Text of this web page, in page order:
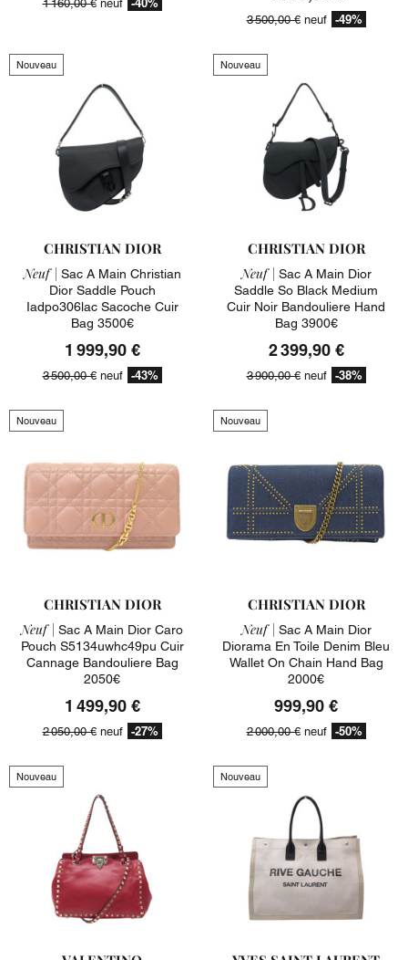
1 160,00 €neuf
3 500,00 €neuf -49%
Nouveau
CHRISTIAN DIOR
Neuf | Sac A Main Christian
Dior Saddle Pouch
Iadpo306lac Sacoche Cuir
Bag 3500€
1 999,90 €
3 500,00 €neuf -43%
Nouveau
CHRISTIAN DIOR
Neuf | Sac A Main Dior
Saddle So Black Medium
Cuir Noir Bandouliere Hand
Bag 3900€
2 399,90 €
3 900,00 €neuf -38%
Nouveau
CHRISTIAN DIOR
Neuf | Sac A Main Dior Caro
Pouch S5134uwhc49pu Cuir
Cannage Bandouliere Bag
2050€
1 499,90 €
2 050,00 €neuf -27%
Nouveau
CHRISTIAN DIOR
Neuf | Sac A Main Dior
Diorama En Toile Denim Bleu
Wallet On Chain Hand Bag
2000€
999,90 €
2 000,00 €neuf -50%
Nouveau Nouveau